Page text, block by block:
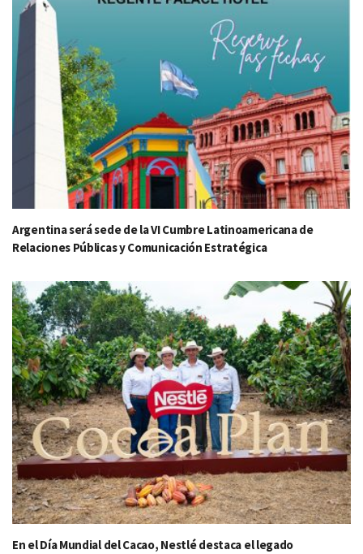
Argentina será sede de la VI Cumbre Latinoamericana de
Relaciones Públicas y Comunicación Estratégica
En el Día Mundial del Cacao, Nestlé destaca el legado